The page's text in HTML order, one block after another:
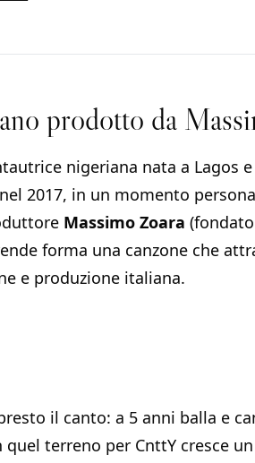
prodotto da
nigeriana nata a Lagos
2017, in un momento
Massimo Zoara
forma una canzone che
e produzione italiana.
il canto: a 5 anni balla e
terreno per CnttY cresce